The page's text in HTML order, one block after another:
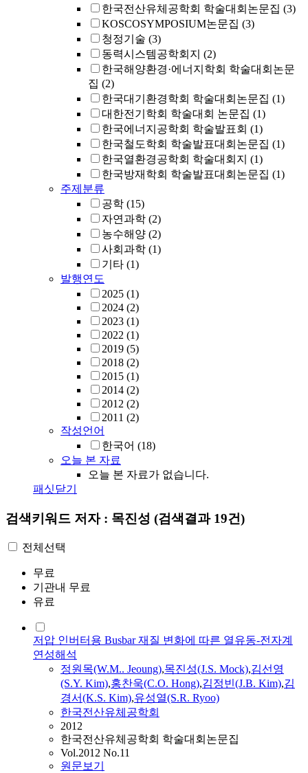
한국전산유체공학회 학술대회논문집 (3)
KOSCOSYMPOSIUM논문집 (3)
청정기술 (3)
동력시스템공학회지 (2)
한국해양환경·에너지학회 학술대회논문
집 (2)
한국대기환경학회 학술대회논문집 (1)
대한전기학회 학술대회 논문집 (1)
한국에너지공학회 학술발표회 (1)
한국철도학회 학술발표대회논문집 (1)
한국열환경공학회 학술대회지 (1)
한국방재학회 학술발표대회논문집 (1)
주제분류
공학 (15)
자연과학 (2)
농수해양 (2)
사회과학 (1)
기타 (1)
발행연도
2025 (1)
2024 (2)
2023 (1)
2022 (1)
2019 (5)
2018 (2)
2015 (1)
2014 (2)
2012 (2)
2011 (2)
작성언어
한국어 (18)
오늘 본 자료
오늘 본 자료가 없습니다.
패싯닫기
검색키워드 저자 : 목진성 (검색결과 19건)
전체선택
무료
기관내 무료
유료
저압 인버터용 Busbar 재질 변화에 따른 열유동-전자계
연성해석
정원목(W.M.. Jeoung),목진성(J.S. Mock),김선영
(S.Y. Kim),홍찬욱(C.O. Hong),김정빈(J.B. Kim),김
경서(K.S. Kim),유성열(S.R. Ryoo)
한국전산유체공학회
2012
한국전산유체공학회 학술대회논문집
Vol.2012 No.11
원문보기